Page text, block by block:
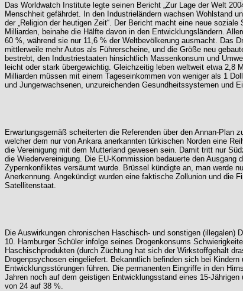
Das Worldwatch Institute legte seinen Bericht „Zur Lage der Welt
Menschheit gefährdet. In den Industrieländern wachsen Wohlstand
der „Religion der heutigen Zeit“. Der Bericht macht eine neue
Milliarden, beinahe die Hälfte davon in den Entwicklungsländern.
60 %, während sie nur 11,6 % der Weltbevölkerung ausmacht. Das
mittlerweile mehr Autos als Führerscheine, und die Größe neu
bestrebt, den Industriestaaten hinsichtlich Massenkonsum und
leicht oder stark übergewichtig. Gleichzeitig leben weltweit etwa
Milliarden müssen mit einem Tageseinkommen von weniger als 1
und Jungerwachsenen, unzureichenden Gesundheitssystemen und
Erwartungsgemäß scheiterten die Referenden über den Annan-
welcher dem nur von Ankara anerkannten türkischen Norden eine
die Vereinigung mit dem Mutterland gewesen sein. Damit tritt nur
die Wiedervereinigung. Die EU-Kommission bedauerte den
Zypernkonfliktes versäumt wurde. Brüssel kündigte an, man werde
Anerkennung. Angekündigt wurden eine faktische Zollunion und die
Satellitenstaat.
Die Auswirkungen chronischen Haschisch- und sonstigen
10. Hamburger Schüler infolge seines Drogenkonsums
Haschischprodukten (durch Züchtung hat sich der Wirkstoffgehalt
Drogenpsychosen eingeliefert. Bekanntlich befinden sich bei
Entwicklungsstörungen führen. Die permanenten Eingriffe in den
Jahren noch auf dem geistigen Entwicklungsstand eines 15-
von 24 auf 38 %.